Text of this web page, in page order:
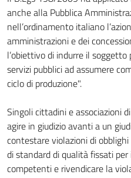
anche alla Pubblica
nell’ordinamento italiano
amministrazioni e dei
l’obiettivo di indurre il soggetto
servizi pubblici ad assumere
ciclo di produzione".
Singoli cittadini e associazioni
agire in giudizio avanti a un
contestare violazioni di
di standard di qualità fissati
competenti e rivendicare la